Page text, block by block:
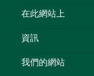
喳
聯絡我們
隱私
Cookie 通知
在此網站上
目的地
新南威爾斯州公路旅行
資訊
旅行資訊
我們的網站